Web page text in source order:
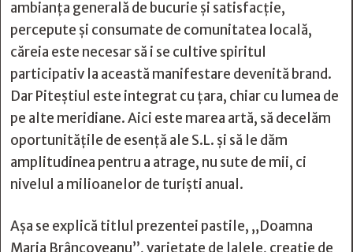
ambianța generală de bucurie și satisfacție,
percepute și consumate de comunitatea locală,
căreia este necesar să i se cultive spiritul
participativ la această manifestare devenită brand.
Dar Piteștiul este integrat cu țara, chiar cu lumea de
pe alte meridiane. Aici este marea artă, să decelăm
oportunitățile de esență ale S.L. și să le dăm
amplitudinea pentru a atrage, nu sute de mii, ci
nivelul a milioanelor de turiști anual.
Așa se explică titlul prezentei pastile, „Doamna
Maria Brâncoveanu”, varietate de lalele, creație de